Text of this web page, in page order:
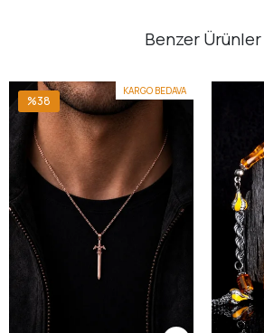
Benzer Ürünler
KARGO BEDAVA
%38